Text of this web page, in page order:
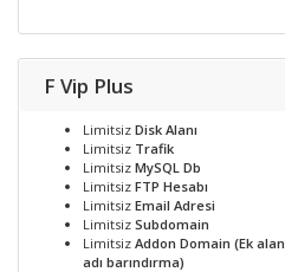
F Vip Plus
Limitsiz Disk Alanı
Limitsiz Trafik
Limitsiz MySQL Db
Limitsiz FTP Hesabı
Limitsiz Email Adresi
Limitsiz Subdomain
Limitsiz Addon Domain (Ek alan
adı barındırma)